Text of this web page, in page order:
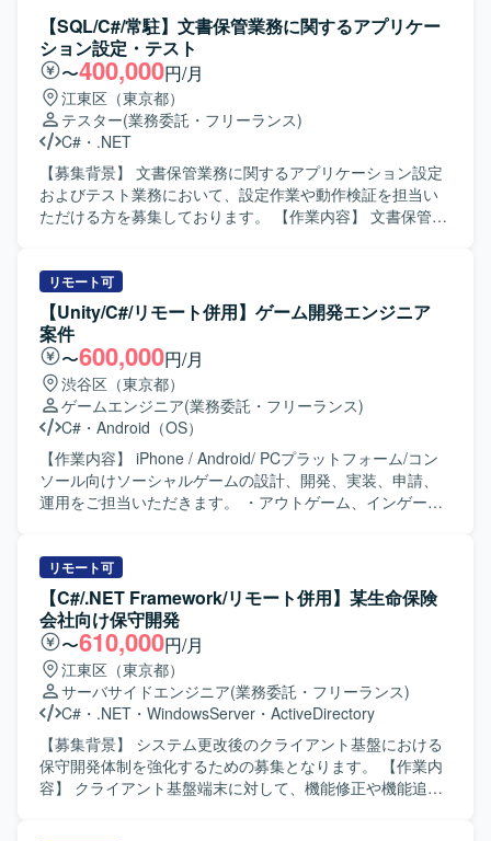
す。 【求める人物像】 ドメイン駆動設計やクリーンアーキ
テクチャといった設計思想を理解し、システム間の依存関
係を整理しながら主体的にアーキテクチャ改善に取り組ん
でいただける方を求めています。生成AIを活用したモダン
な開発スタイルに前向きで、ご自身の技術的な経験をわか
りやすく説明できるコミュニケーション力のある方ですと
望ましいです。 【ポジションの魅力】 大規模な基幹システ
ムのリプレイスにアーキテクチャレベルから関わることが
でき、DDDやクリーンアーキテクチャ、マイクロサービス
移行といったモダンな設計・開発手法を実務で深く経験し
見やスキルを獲得できる環境です。 【開発環境】 OSは
Windows Serverを利用して開発を行います。開発言語は
Visual Studio C#、データベースはSQLServerを利用した環
境となります。
【ポジションの魅力】 医療機器領域のアプリ開発に携わる
ことで、専門性の高い業務経験を積むことができます。
【開発環境】 HTML、CSS、JavaScript、C#、SQL Server
を用いたアプリケーション開発環境となります。
【SQL/C#/常駐】文書保管業務に関するアプリケー
ション設定・テスト
〜400,000円/月
江東区（東京都）
テスター(業務委託・フリーランス)
C# ・ .NET
【募集背景】 文書保管業務に関するアプリケーション設定
およびテスト業務において、設定作業や動作検証を担当い
ただける方を募集しております。 【作業内容】 文書保管業
業や、文書保管業務に使用する汎用ツールの設定作業、動
作検証などを行っていただきます。具体的には、Excelベー
スでの設定ファイルの作成、汎用ツールの設定ファイル作
成、汎用ツールのソースコード確認や機能追加、オンデマ
ンド配信サービスの設定確認、汎用ツールの動作確認、業
務フローに合わせたシステムとツールの連携確認などを実
施していただきます。 【求める人物像】 文書保管業務に関
するアプリケーション設定やテスト業務に主体的に取り組
んでいただける方を求めております。SQLやC#を用いた作
業に対して責任感を持ち、丁寧に設定や検証を進めていた
だける方が望ましいです。 【ポジションの魅力】 文書保管
SQLやC#などのスキルを活かしつつ、業務フローに沿った
システムとツールの連携確認など、実務に近い検証作業の
経験を積むことができます。 【開発環境】 SQL、C#、
VB.NET、Excelを用いた環境で作業していただきます。
リモート可
【Unity/C#/リモート併用】ゲーム開発エンジニア
案件
〜600,000円/月
渋谷区（東京都）
ゲームエンジニア(業務委託・フリーランス)
C# ・ Android（OS）
【作業内容】 iPhone / Android/ PCプラットフォーム/コン
ソール向けソーシャルゲームの設計、開発、実装、申請、
運用をご担当いただきます。 ・アウトゲーム、インゲーム
機能部分の量産設計および実装 ・アウトゲーム、インゲー
ム部分を効率的に開発するために必要な周辺ツールの実装
および改修 ・その他、エンジニア/デザイナー/プランナー間
とのコミュニケーション 【求める人物像】 ・常により良い
モノづくりを追求できる方です。 ・チームワークを重んじ
る方です。 ・ゲームシステムを理解して制作できる方で
す。 ・自走できる方です。 【開発環境】 ・開発ツール：
Unity ・ライブラリ：UniTask、UniRx、MasterMemory
リモート可
【C#/.NET Framework/リモート併用】某生命保険
会社向け保守開発
〜610,000円/月
江東区（東京都）
サーバサイドエンジニア(業務委託・フリーランス)
C# ・ .NET ・ WindowsServer ・ ActiveDirectory
【募集背景】 システム更改後のクライアント基盤における
保守開発体制を強化するための募集となります。 【作業内
容】 クライアント基盤端末に対して、機能修正や機能追